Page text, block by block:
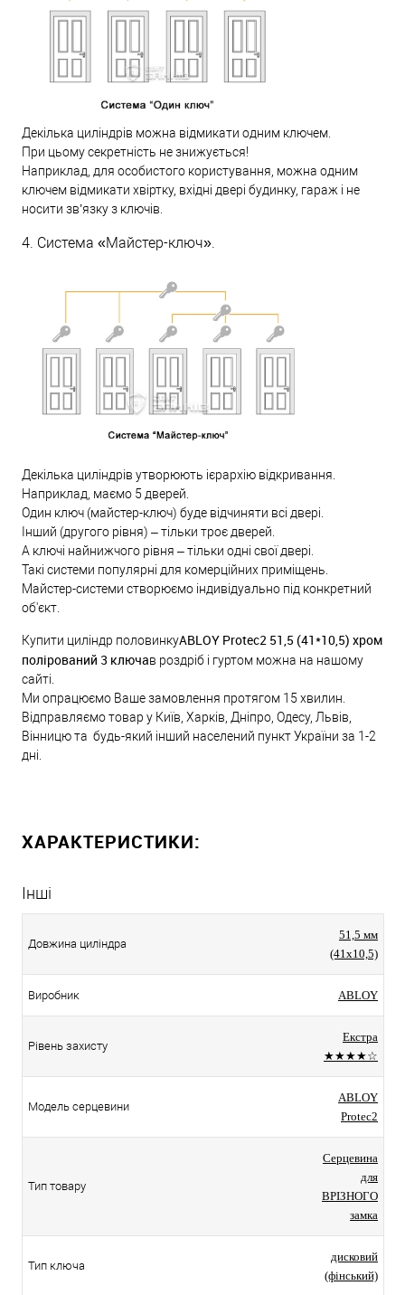
Декілька циліндрів можна відмикати одним ключем.
При цьому секретність не знижується!
Наприклад, для особистого користування, можна одним
ключем відмикати хвіртку, вхідні двері будинку, гараж і не
носити зв’язку з ключів.
4. Система «Майстер-ключ».
Декілька циліндрів утворюють ієрархію відкривання.
Наприклад, маємо 5 дверей.
Один ключ (майстер-ключ) буде відчиняти всі двері.
Інший (другого рівня) – тільки троє дверей.
А ключі найнижчого рівня – тільки одні свої двері.
Такі системи популярні для комерційних приміщень.
Майстер-системи створюємо індивідуально під конкретний
об'єкт.
Купити циліндр половинкуABLOY Protec2 51,5 (41*10,5) хром
полірований 3 ключав роздріб і гуртом можна на нашому
сайті.
Ми опрацюємо Ваше замовлення протягом 15 хвилин.
Відправляємо товар у Київ, Харків, Дніпро, Одесу, Львів,
Вінницю та будь-який інший населений пункт України за 1-2
дні.
ХАРАКТЕРИСТИКИ:
Інші
Довжина циліндра
51,5 мм
(41x10,5)
Виробник ABLOY
Рівень захисту
Екстра
★★★★☆
Модель серцевини
ABLOY
Protec2
Тип товару
Серцевина
для
ВРІЗНОГО
замка
Тип ключа
дисковий
(фінський)